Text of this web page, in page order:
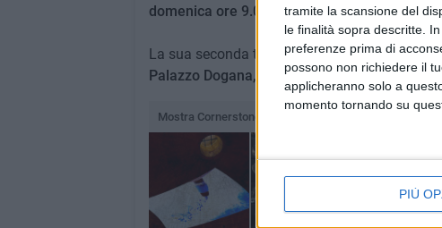
tramite la scansione del
le finalità sopra descritte.
preferenze prima di
possono non richiedere il
applicheranno solo a
momento tornando su
PIÙ
domenica ore 9.00-19.00.
La sua seconda tappa sarà nei pressi della
Palazzo Dogana, Foggia.
Mostra Cornerstones